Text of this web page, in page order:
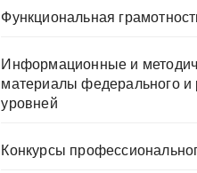
Функциональная
Информационные и
материалы федерального и
уровней
Конкурсы